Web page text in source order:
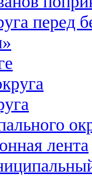
перед
лента